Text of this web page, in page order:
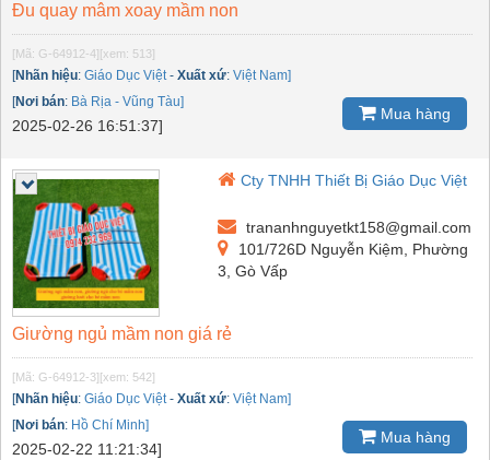
Đu quay mâm xoay mầm non
[Mã: G-64912-4] [xem: 513]
[Nhãn hiệu: Giáo Dục Việt- Xuất xứ: Việt Nam]
[Nơi bán: Bà Rịa - Vũng Tàu]
2025-02-26 16:51:37]
Mua hàng
Cty TNHH Thiết Bị Giáo Dục Việt
trananhnguyetkt158@gmail.com
101/726D Nguyễn Kiệm, Phường
3, Gò Vấp
Giường ngủ mầm non giá rẻ
[Mã: G-64912-3] [xem: 542]
[Nhãn hiệu: Giáo Dục Việt- Xuất xứ: Việt Nam]
[Nơi bán: Hồ Chí Minh]
2025-02-22 11:21:34]
Mua hàng